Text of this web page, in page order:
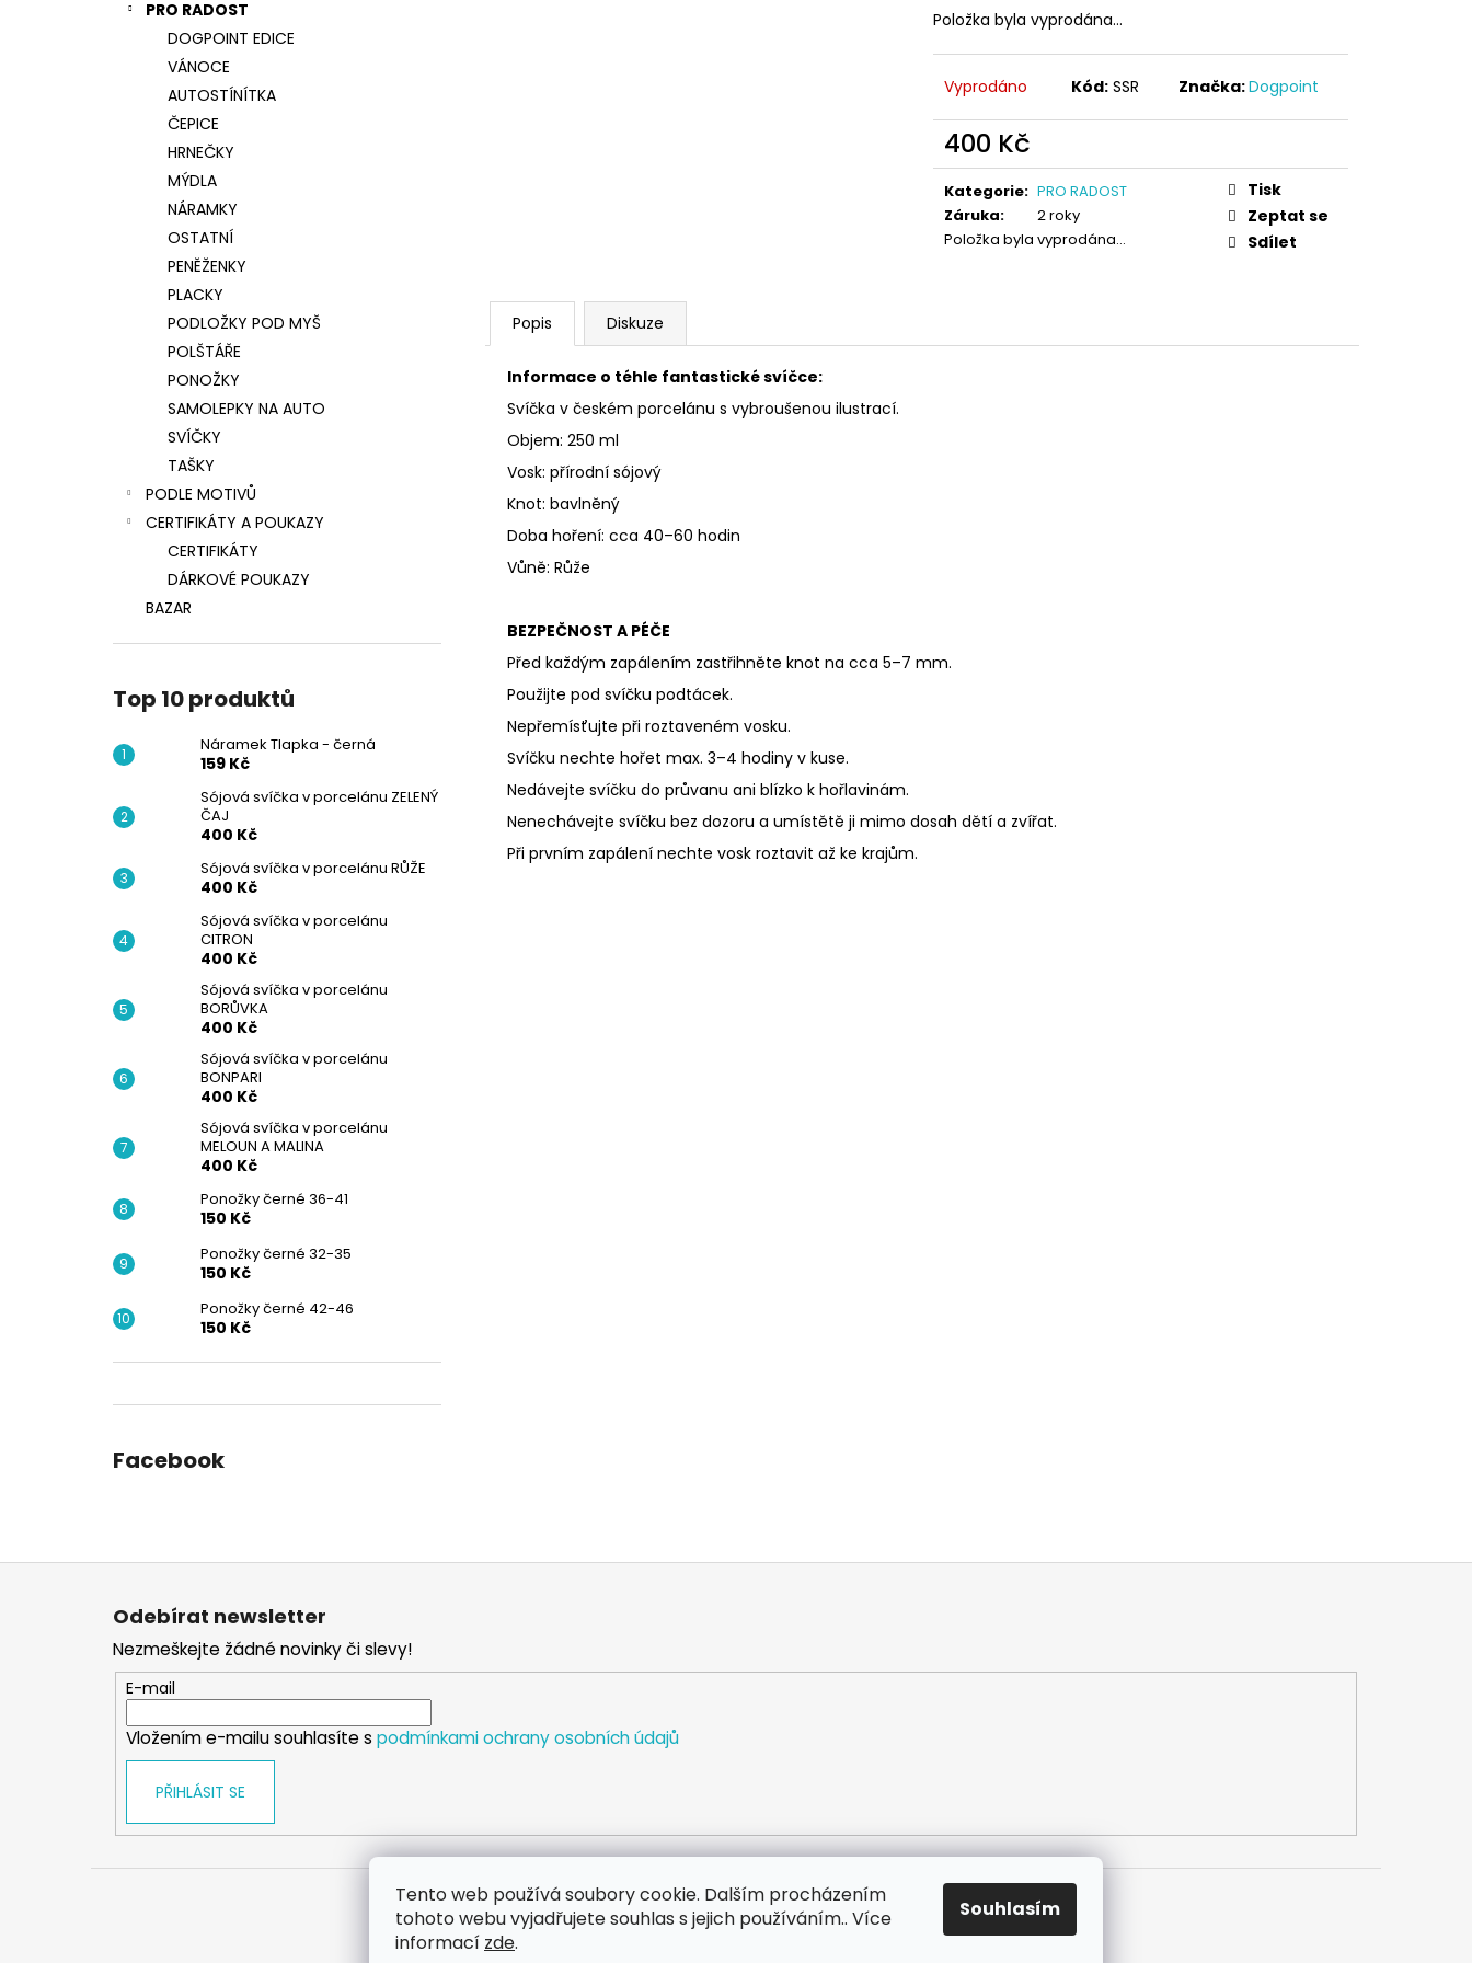
Tento web používá soubory cookie. Dalším procházením
tohoto webu vyjadřujete souhlas s jejich používáním.. Více
informací zde.
Souhlasím
PRO RADOST
DOGPOINT EDICE
VÁNOCE
AUTOSTÍNÍTKA
ČEPICE
HRNEČKY
MÝDLA
NÁRAMKY
OSTATNÍ
PENĚŽENKY
PLACKY
PODLOŽKY POD MYŠ
POLŠTÁŘE
PONOŽKY
SAMOLEPKY NA AUTO
SVÍČKY
TAŠKY
PODLE MOTIVŮ
CERTIFIKÁTY A POUKAZY
CERTIFIKÁTY
DÁRKOVÉ POUKAZY
BAZAR
Top 10 produktů
Náramek Tlapka - černá
159 Kč
Sójová svíčka v porcelánu ZELENÝ
ČAJ
400 Kč
Sójová svíčka v porcelánu RŮŽE
400 Kč
Sójová svíčka v porcelánu
CITRON
400 Kč
Sójová svíčka v porcelánu
BORŮVKA
400 Kč
Sójová svíčka v porcelánu
BONPARI
400 Kč
Sójová svíčka v porcelánu
MELOUN A MALINA
400 Kč
Ponožky černé 36-41
150 Kč
Ponožky černé 32-35
150 Kč
Ponožky černé 42-46
150 Kč
Facebook
Položka byla vyprodána…
Vyprodáno Kód: SSR Značka:Dogpoint
400 Kč
Měrná
cena:
Kategorie: PRO RADOST
Záruka:
2 roky
Položka byla vyprodána…
Tisk
Zeptat se
Sdílet
Popis Diskuze
Informace o téhle fantastické svíčce:
Svíčka v českém porcelánu s vybroušenou ilustrací.
Objem: 250 ml
Vosk: přírodní sójový
Knot: bavlněný
Doba hoření: cca 40–60 hodin
Vůně: Růže
BEZPEČNOST A PÉČE
Před každým zapálením zastřihněte knot na cca 5–7 mm.
Použijte pod svíčku podtácek.
Nepřemísťujte při roztaveném vosku.
Svíčku nechte hořet max. 3–4 hodiny v kuse.
Nedávejte svíčku do průvanu ani blízko k hořlavinám.
Nenechávejte svíčku bez dozoru a umístětě ji mimo dosah dětí a zvířat.
Při prvním zapálení nechte vosk roztavit až ke krajům.
NÁRAMEK TLAPKA - ČERNÁ
159 Kč
Z
Odebírat newsletter
Nezmeškejte žádné novinky či slevy!
E-mail
Vložením e-mailu souhlasíte s podmínkami ochrany osobních údajů
PŘIHLÁSIT SE
WEB FACEBOOK INSTAGRAM YOUTUBE